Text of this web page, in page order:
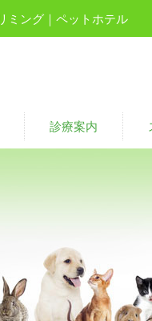
ミング｜ペットホテル
診療案内